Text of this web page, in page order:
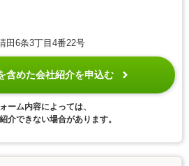
田6条3丁目4番22号
含めた会社紹介を申込む
ーム内容によっては、
介できない場合があります。